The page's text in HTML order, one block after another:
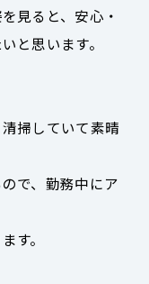
見ると、安心・
と思います。
掃していて素晴
で、勤務中にア
す。